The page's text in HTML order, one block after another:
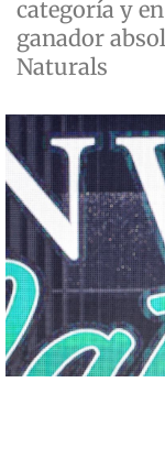
categoría y
ganador
Naturals